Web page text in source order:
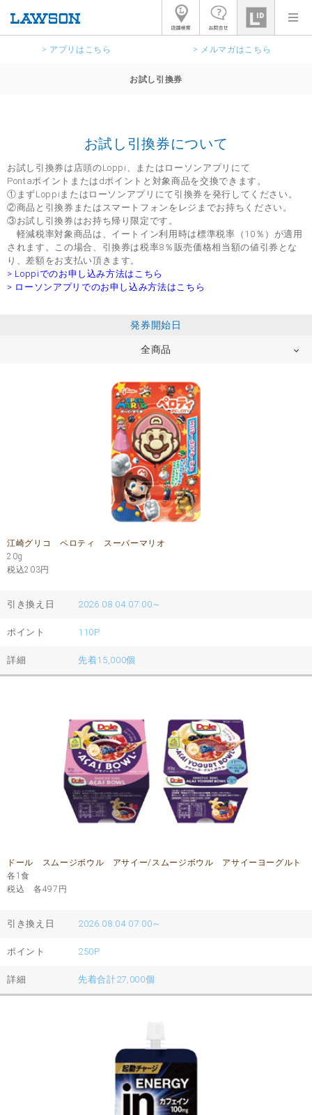
> アプリはこちら > メルマガはこちら
お試し引換券
お試し引換券について
お試し引換券は店頭のLoppi、またはローソンアプリにて
Pontaポイントまたはdポイントと対象商品を交換できます。
①まずLoppiまたはローソンアプリにて引換券を発行してください。
②商品と引換券またはスマートフォンをレジまでお持ちください。
③お試し引換券はお持ち帰り限定です。
軽減税率対象商品は、イートイン利用時は標準税率（10％）が適用
されます。この場合、引換券は税率8％販売価格相当額の値引券とな
り、差額をお支払い頂きます。
> Loppiでのお申し込み方法はこちら
> ローソンアプリでのお申し込み方法はこちら
発券開始日
全商品
江崎グリコ ペロティ スーパーマリオ
20g
税込203円
引き換え日 2026.08.04 07:00～
ポイント 110P
詳細 先着15,000個
ドール スムージボウル アサイー/スムージボウル アサイーヨーグルト
各1食
税込 各497 円
引き換え日 2026.08.04 07:00～
ポイント 250P
詳細 先着合計27,000個